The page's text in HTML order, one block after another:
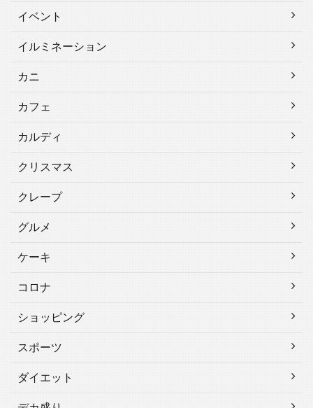
イベント
イルミネーション
カニ
カフェ
カルディ
クリスマス
クレープ
グルメ
ケーキ
コロナ
ショッピング
スポーツ
ダイエット